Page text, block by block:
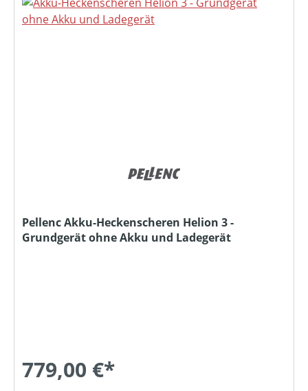
Pellenc Akku-Heckenscheren Helion 3 -
Grundgerät ohne Akku und Ladegerät
779,00 €*